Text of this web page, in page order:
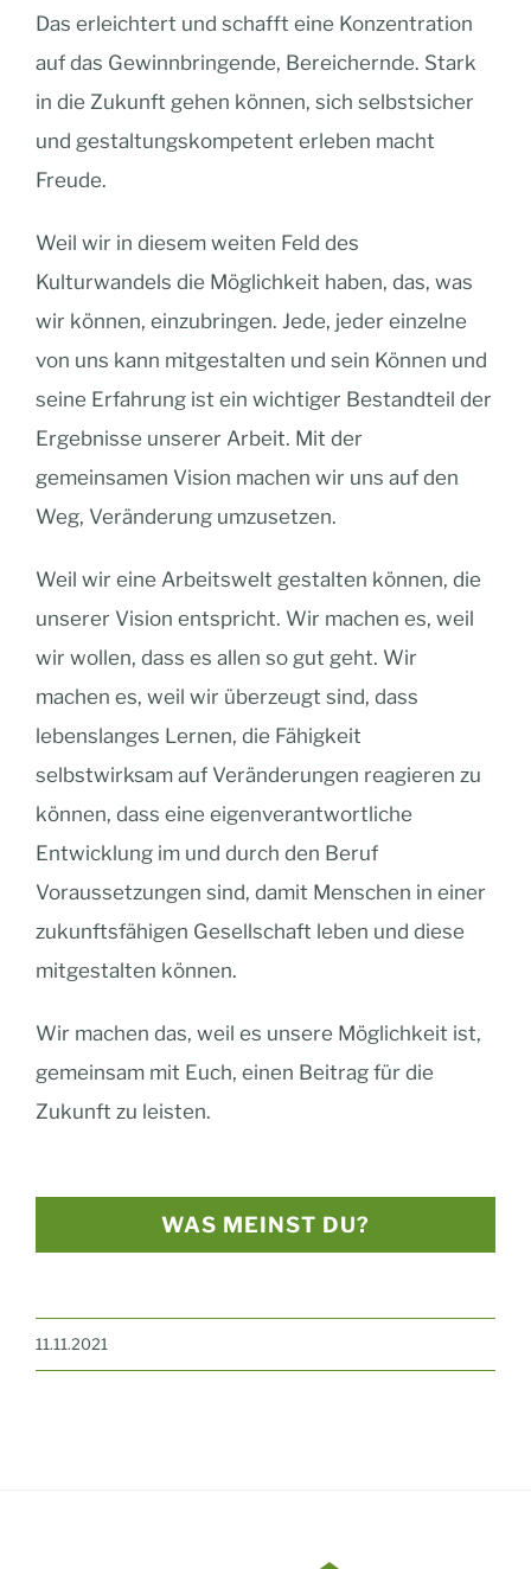
Das erleichtert und schafft eine Konzentration
auf das Gewinnbringende, Bereichernde. Stark
in die Zukunft gehen können, sich selbstsicher
und gestaltungskompetent erleben macht
Freude.
Weil wir in diesem weiten Feld des
Kulturwandels die Möglichkeit haben, das, was
wir können, einzubringen. Jede, jeder einzelne
von uns kann mitgestalten und sein Können und
seine Erfahrung ist ein wichtiger Bestandteil der
Ergebnisse unserer Arbeit. Mit der
gemeinsamen Vision machen wir uns auf den
Weg, Veränderung umzusetzen.
Weil wir eine Arbeitswelt gestalten können, die
unserer Vision entspricht. Wir machen es, weil
wir wollen, dass es allen so gut geht. Wir
machen es, weil wir überzeugt sind, dass
lebenslanges Lernen, die Fähigkeit
selbstwirksam auf Veränderungen reagieren zu
können, dass eine eigenverantwortliche
Entwicklung im und durch den Beruf
Voraussetzungen sind, damit Menschen in einer
zukunftsfähigen Gesellschaft leben und diese
mitgestalten können.
Wir machen das, weil es unsere Möglichkeit ist,
gemeinsam mit Euch, einen Beitrag für die
Zukunft zu leisten.
WAS MEINST DU?
11.11.2021